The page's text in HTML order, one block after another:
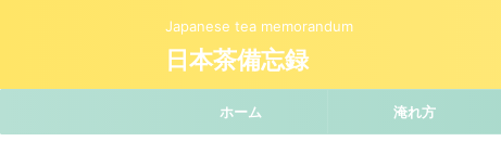
Japanese tea memorandum
日本茶備忘録
ホーム 淹れ方